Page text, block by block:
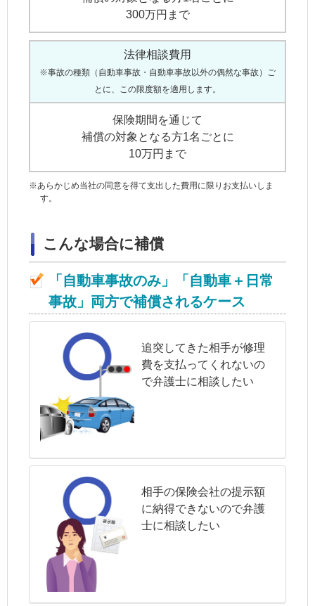
300万円まで
法律相談費用
※事故の種類（自動車事故・自動車事故以外の偶然な事故）ご
とに、この限度額を適用します。
保険期間を通じて
補償の対象となる方1名ごとに
10万円まで
※あらかじめ当社の同意を得て支出した費用に限りお支払いしま
す。
こんな場合に補償
「自動車事故のみ」「自動車＋日常
事故」両方で補償されるケース
追突してきた相手が修理
費を支払ってくれないの
で弁護士に相談したい
相手の保険会社の提示額
に納得できないので弁護
士に相談したい